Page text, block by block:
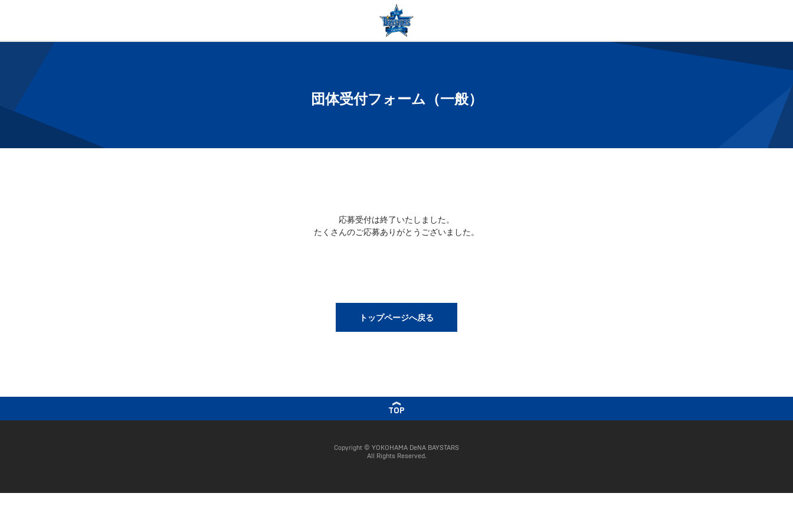
団体受付フォーム（一般）
応募受付は終了いたしました。
たくさんのご応募ありがとうございました。
トップページへ戻る
TOP
Copyright © YOKOHAMA DeNA BAYSTARS
All Rights Reserved.